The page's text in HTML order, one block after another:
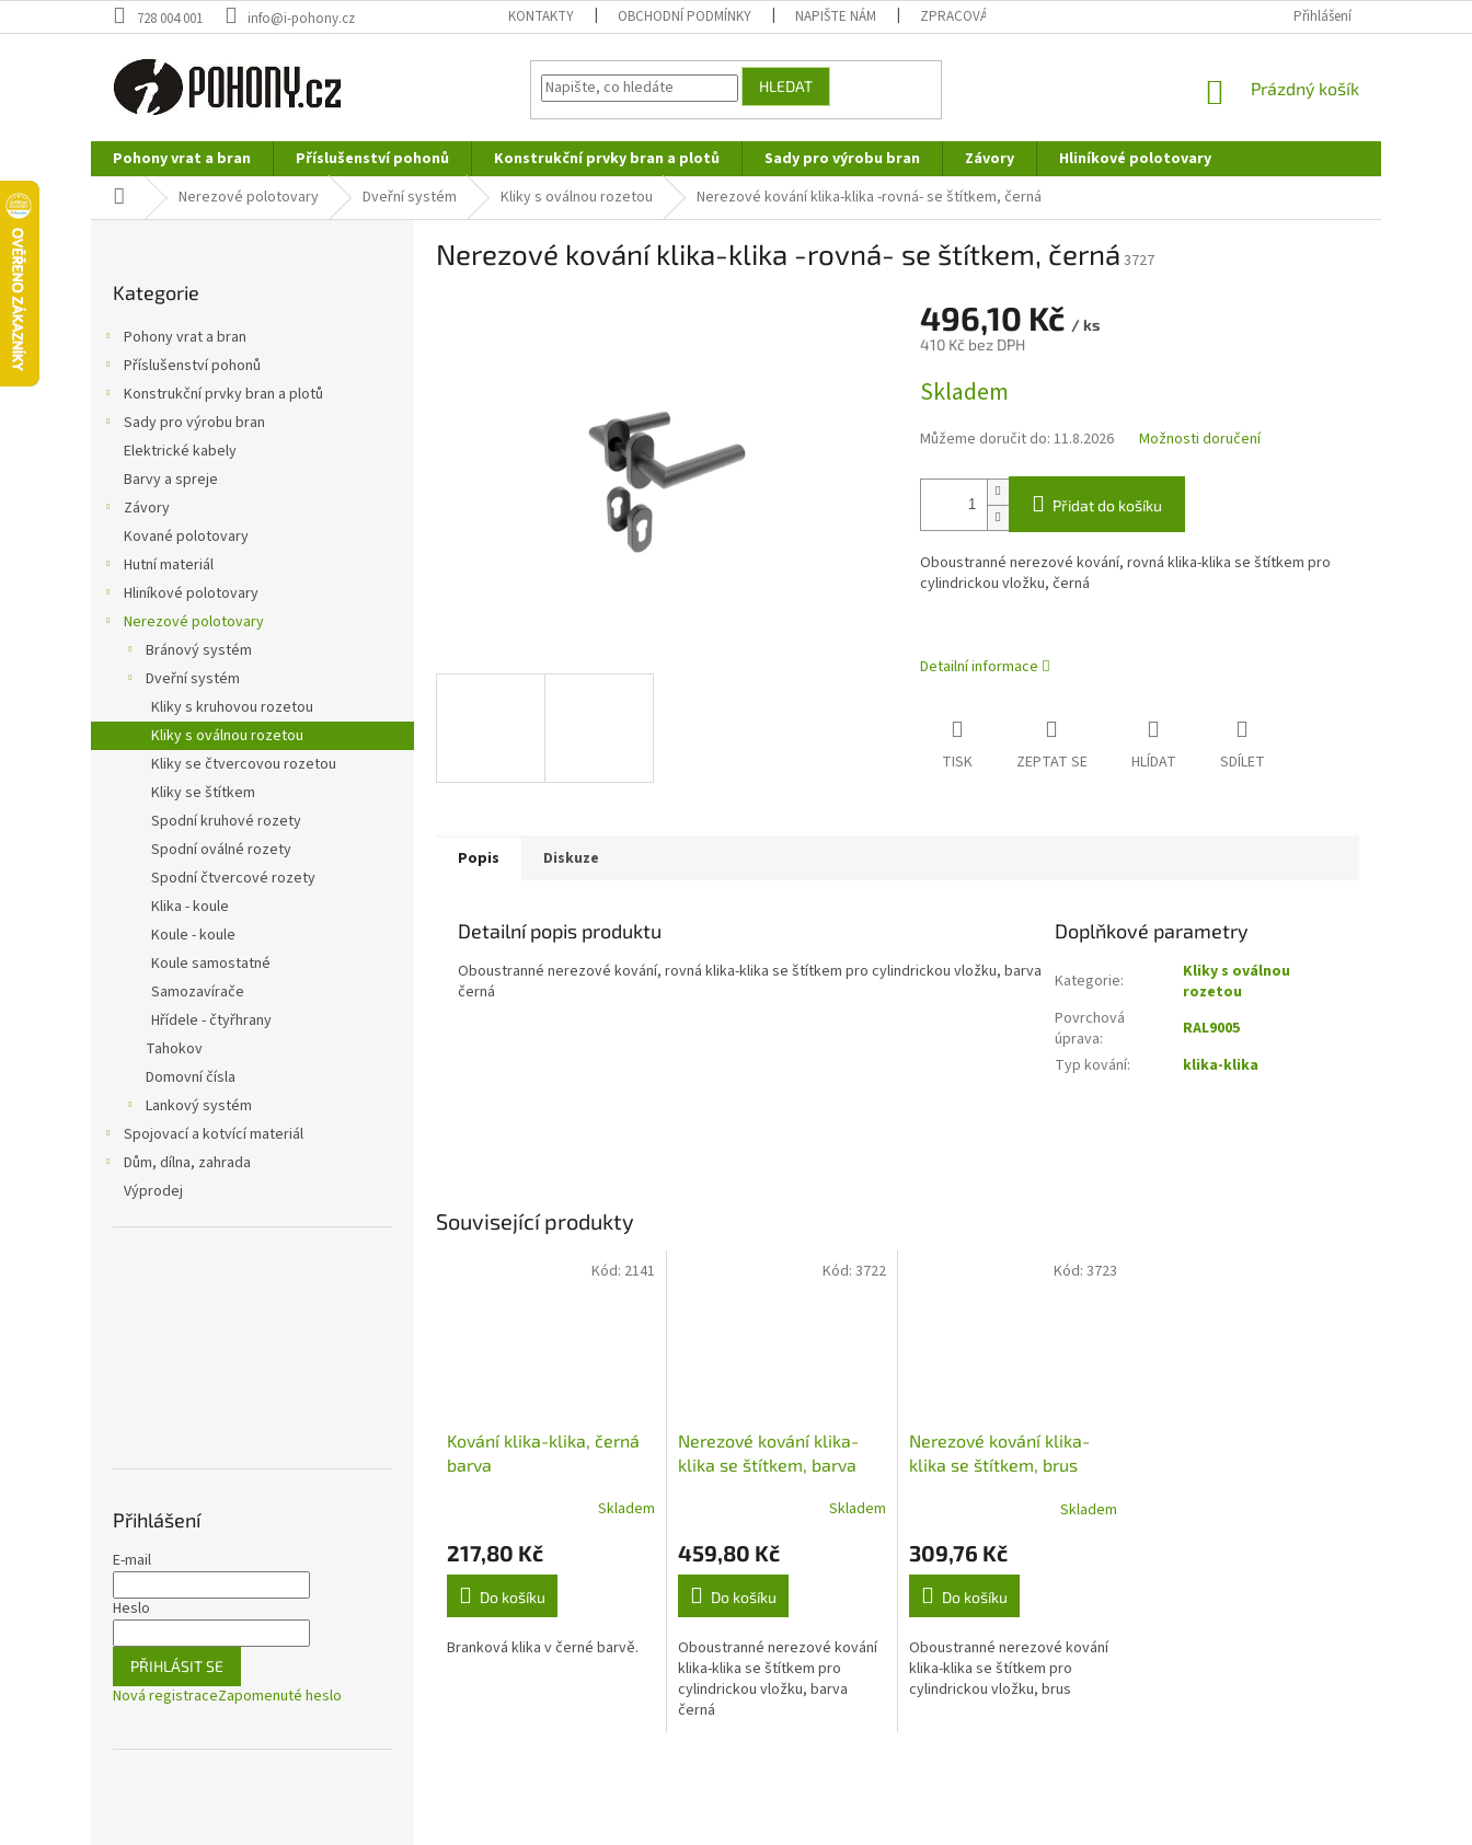
na
728 004 001 info@i-pohony.cz KONTAKTY OBCHODNÍ PODMÍNKY NAPIŠTE NÁM ZPRACOVÁNÍ OSOBNÍCH ÚDAJŮ REKLAMAČNÍ ŘÁD
Přihlášení
HLEDAT
NÁKUPNÍ
Prázdný košík
Pohony vrat a bran Příslušenství pohonů Konstrukční prvky bran a plotů Sady pro výrobu bran Závory
Hliníkové polotovary
Nerezové polotovary
Hutní materiál
Domů Nerezové polotovary Dveřní systém Kliky s oválnou rozetou Nerezové kování klika-klika -rovná- se štítkem, černá
kategorie
Kategorie
Pohony vrat a bran
Příslušenství pohonů
Konstrukční prvky bran a plotů
Sady pro výrobu bran
Elektrické kabely
Barvy a spreje
Závory
Kované polotovary
Hutní materiál
Hliníkové polotovary
Nerezové polotovary
Bránový systém
Dveřní systém
Kliky s kruhovou rozetou
Kliky s oválnou rozetou
Kliky se čtvercovou rozetou
Kliky se štítkem
Spodní kruhové rozety
Spodní oválné rozety
Spodní čtvercové rozety
Klika - koule
Koule - koule
Koule samostatné
Samozavírače
Hřídele - čtyřhrany
Tahokov
Domovní čísla
Lankový systém
Spojovací a kotvící materiál
Dům, dílna, zahrada
Výprodej
Přihlášení
E-mail
Heslo
PŘIHLÁSIT SE
Nová registraceZapomenuté heslo
Nerezové kování klika-klika -rovná- se štítkem, černá 3727
496,10 Kč / ks
410 Kč bez DPH
cena:
Skladem
Můžeme doručit do: 11.8.2026 Možnosti doručení
Přidat do košíku
Oboustranné nerezové kování, rovná klika-klika se štítkem pro
cylindrickou vložku, černá
Detailní informace
TISK ZEPTAT SE HLÍDAT SDÍLET
Související produkty
Kování klika-klika, černá
barva
Skladem
217,80 Kč
Do košíku
Branková klika v černé barvě.
Kód: 2141
Nerezové kování klika-
klika se štítkem, barva
Skladem
459,80 Kč
Do košíku
Oboustranné nerezové kování
klika-klika se štítkem pro
cylindrickou vložku, barva
černá
Kód: 3722
Nerezové kování klika-
klika se štítkem, brus
Skladem
309,76 Kč
Do košíku
Oboustranné nerezové kování
klika-klika se štítkem pro
cylindrickou vložku, brus
Kód:3723
Popis Diskuze
Detailní popis produktu
Oboustranné nerezové kování, rovná klika-klika se štítkem pro cylindrickou vložku, barva
černá
Doplňkové parametry
Kategorie:
Kliky s oválnou
rozetou
Povrchová
úprava:
RAL9005
Typ kování: klika-klika